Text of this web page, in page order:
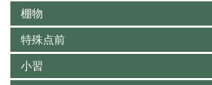
棚物
特殊点前
小習